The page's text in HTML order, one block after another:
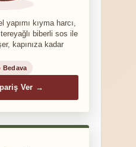
yapımı kıyma harcı,
biberli sos ile
kapınıza kadar
Bedava
Ver →